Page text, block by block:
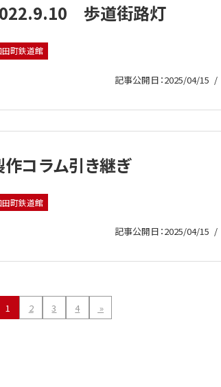
歩道街路灯
田町鉄道館
記事公開日：2025/04/15
作コラム引き継ぎ
田町鉄道館
記事公開日：2025/04/15
1 2 3 4 »